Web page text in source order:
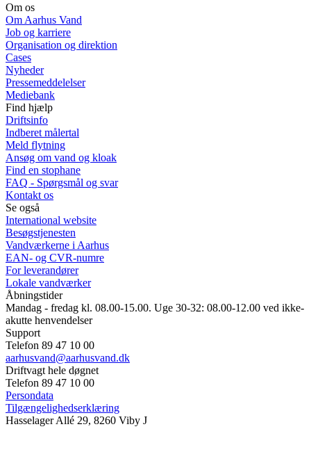
Om os
Om Aarhus Vand
Job og karriere
Organisation og direktion
Cases
Nyheder
Pressemeddelelser
Mediebank
Find hjælp
Driftsinfo
Indberet målertal
Meld flytning
Ansøg om vand og kloak
Find en stophane
FAQ - Spørgsmål og svar
Kontakt os
Se også
International website
Besøgstjenesten
Vandværkerne i Aarhus
EAN- og CVR-numre
For leverandører
Lokale vandværker
Åbningstider
Mandag - fredag kl. 08.00-15.00. Uge 30-32: 08.00-12.00 ved ikke-
akutte henvendelser
Support
Telefon 89 47 10 00
aarhusvand@aarhusvand.dk
Driftvagt hele døgnet
Telefon 89 47 10 00
Persondata
Tilgængelighedserklæring
Hasselager Allé 29, 8260 Viby J